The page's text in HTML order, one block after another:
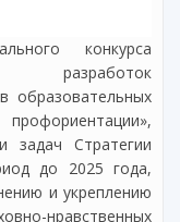
конкурса
разработок
образовательных
задач Стратегии
до 2025 года,
и укреплению
нравственных